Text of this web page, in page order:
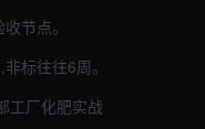
节点。
标往往6周。
工厂化肥实战